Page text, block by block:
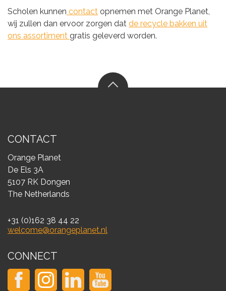
Scholen kunnen contact opnemen met Orange Planet,
wij zullen dan ervoor zorgen dat de recycle bakken uit
ons assortiment gratis geleverd worden.
CONTACT
Orange Planet
De Els 3A
5107 RK Dongen
The Netherlands
+31 (0)162 38 44 22
welcome@orangeplanet.nl
CONNECT